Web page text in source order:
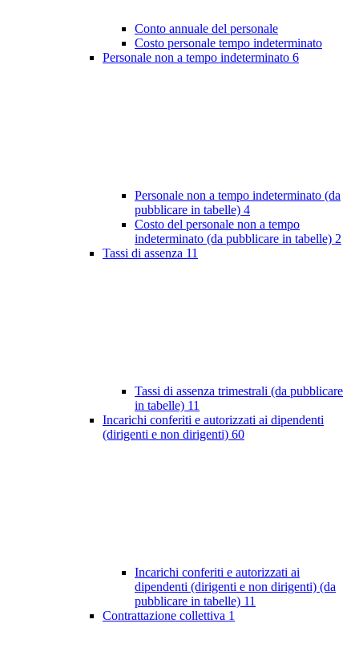
Conto annuale del personale
Costo personale tempo indeterminato
Personale non a tempo indeterminato 6
Personale non a tempo indeterminato (da
pubblicare in tabelle) 4
Costo del personale non a tempo
indeterminato (da pubblicare in tabelle) 2
Tassi di assenza 11
Tassi di assenza trimestrali (da pubblicare
in tabelle) 11
Incarichi conferiti e autorizzati ai dipendenti
(dirigenti e non dirigenti) 60
Incarichi conferiti e autorizzati ai
dipendenti (dirigenti e non dirigenti) (da
pubblicare in tabelle) 11
Contrattazione collettiva 1